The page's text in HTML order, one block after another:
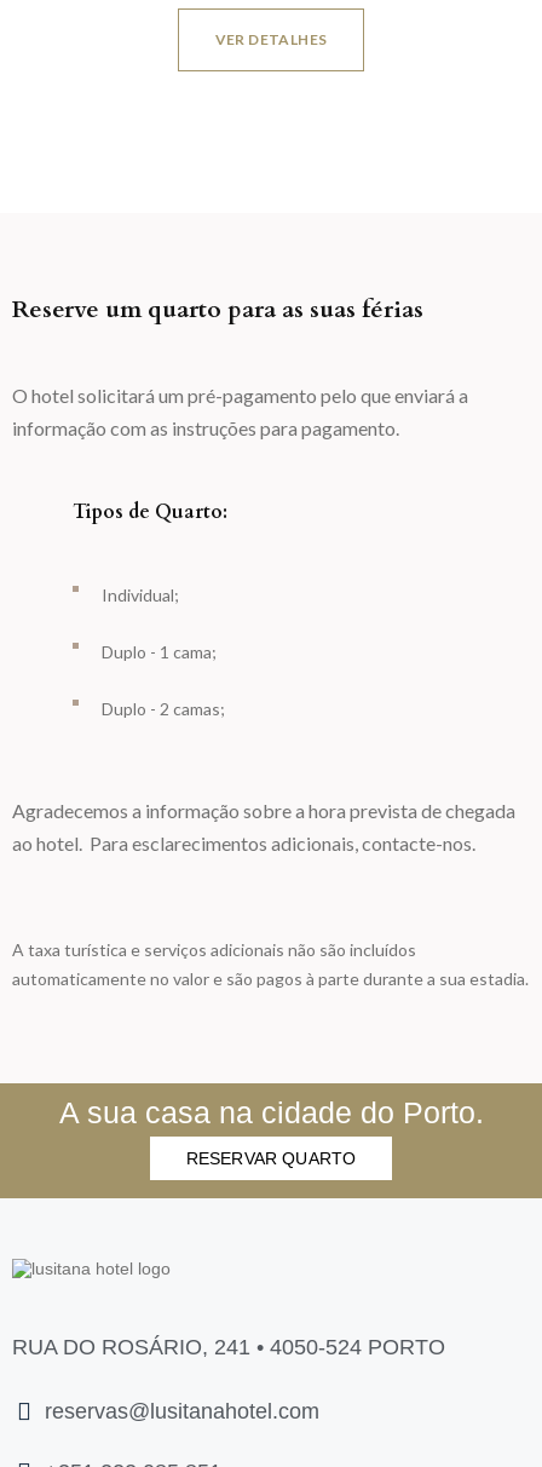
VER DETALHES
Reserve um quarto para as suas férias
O hotel solicitará um pré-pagamento pelo que enviará a
informação com as instruções para pagamento.
Tipos de Quarto:
Individual;
Duplo - 1 cama;
Duplo - 2 camas;
Agradecemos a informação sobre a hora prevista de chegada
ao hotel. Para esclarecimentos adicionais,contacte-nos.
A taxa turística e serviços adicionais não são incluídos
automaticamente no valor e são pagos à parte durante a sua estadia.
A sua casa na cidade do Porto.
RESERVAR QUARTO
RUA DO ROSÁRIO, 241 • 4050-524 PORTO
reservas@lusitanahotel.com